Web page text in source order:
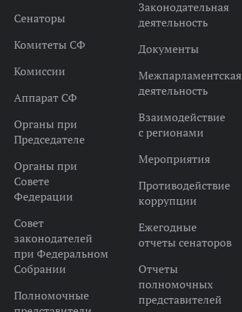
Сенаторы
Комитеты СФ
Комиссии
Аппарат СФ
Органы при
Председателе
Органы при
Совете
Федерации
Совет
законодателей
при Федеральном
Собрании
Полномочные
Законодательная
деятельность
Документы
Межпарламентская
деятельность
Взаимодействие
с регионами
Мероприятия
Противодействие
коррупции
Ежегодные
отчеты сенаторов
Отчеты
полномочных
представителей